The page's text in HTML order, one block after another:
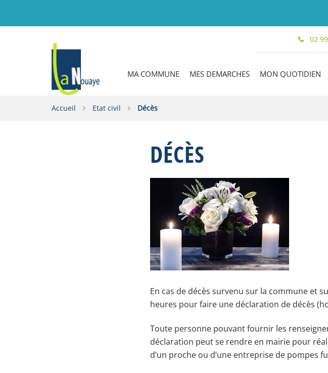
02
MA COMMUNE MES DEMARCHES MON QUOTIDIEN
Accueil Etat civil Décès
DÉCÈS
En cas de décès survenu sur la commune et
heures pour faire une déclaration de décès
Toute personne pouvant fournir les
déclaration peut se rendre en mairie pour
d’un proche ou d’une entreprise de pompes